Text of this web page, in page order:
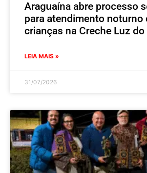
Araguaína abre processo
para atendimento noturno
crianças na Creche Luz
LEIA MAIS »
31/07/2026